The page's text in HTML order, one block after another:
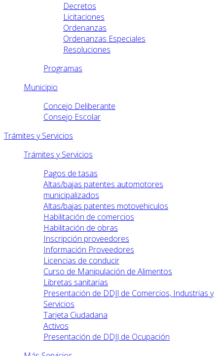
Decretos
Licitaciones
Ordenanzas
Ordenanzas Especiales
Resoluciones
Programas
Municipio
Concejo Deliberante
Consejo Escolar
Trámites y Servicios
Trámites y Servicios
Pagos de tasas
Altas/bajas patentes automotores
municipalizados
Altas/bajas patentes motovehiculos
Habilitación de comercios
Habilitación de obras
Inscripción proveedores
Información Proveedores
Licencias de conducir
Curso de Manipulación de Alimentos
Libretas sanitarias
Presentación de DDJJ de Comercios, Industrias y
Servicios
Tarjeta Ciudadana
Activos
Presentación de DDJJ de Ocupación